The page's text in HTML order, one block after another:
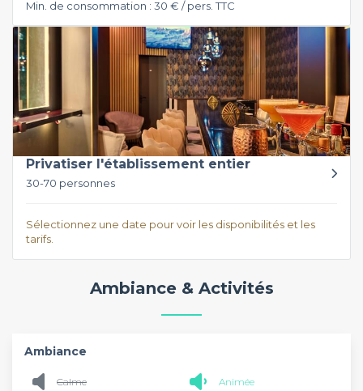
Min. de consommation : 30 € / pers. TTC
Privatiser l'établissement entier
30-70 personnes
Sélectionnez une date pour voir les disponibilités et les
tarifs.
Ambiance & Activités
Ambiance
Calme Animée